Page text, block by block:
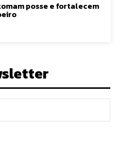
posse e fortalecem